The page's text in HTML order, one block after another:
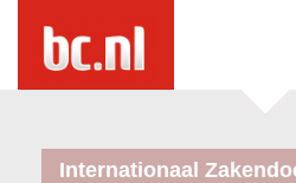
Internationaal